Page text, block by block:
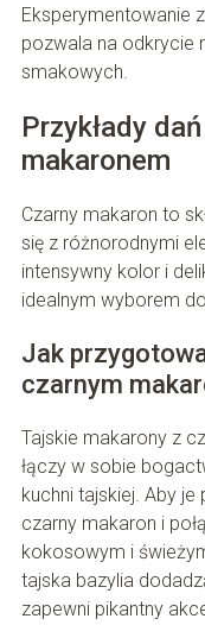
Eksperymentowanie
pozwala na odkrycie
smakowych.
Przykłady
makaronem
Czarny makaron to
się z różnorodnymi
intensywny kolor i
idealnym wyborem
Jak
czarnym
Tajskie makarony z
łączy w sobie
kuchni tajskiej. Aby
czarny makaron i
kokosowym i
tajska bazylia
zapewni pikantny